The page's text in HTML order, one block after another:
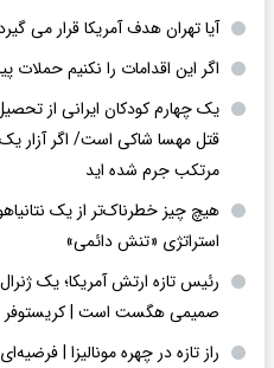
آیا تهران هدف آمریکا قرار می
اگر این اقدامات را نکنیم حملات
یک چهارم کودکان ایرانی از
قتل مهسا شاکی است/ اگر آزار
مرتکب جرم شده اید
هیچ چیز خطرناک‌تر از یک
استراتژی «تنش دائمی»
رئیس تازه ارتش آمریکا؛ یک
صمیمی هگست است | کریستوفر
راز تازه در چهره مونالیزا |